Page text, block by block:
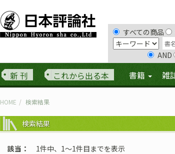
すべての商品
AND
新 刊 これから出る本 書籍 雑
HOME 検索結果
検索結果
該当 1件中、1〜1件目までを表示